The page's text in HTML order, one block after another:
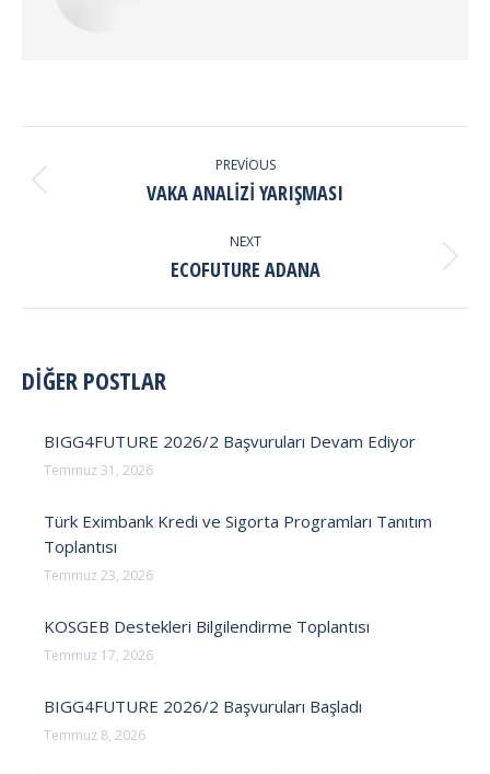
NAVIGATION
PREVIOUS
Previous
VAKA ANALIZI YARIŞMASI
NEXT
Next
ECOFUTURE ADANA
DİĞER POSTLAR
BIGG4FUTURE 2026/2 Başvuruları Devam Ediyor
Temmuz 31, 2026
Türk Eximbank Kredi ve Sigorta Programları Tanıtım
Toplantısı
Temmuz 23, 2026
KOSGEB Destekleri Bilgilendirme Toplantısı
Temmuz 17, 2026
BIGG4FUTURE 2026/2 Başvuruları Başladı
Temmuz 8, 2026